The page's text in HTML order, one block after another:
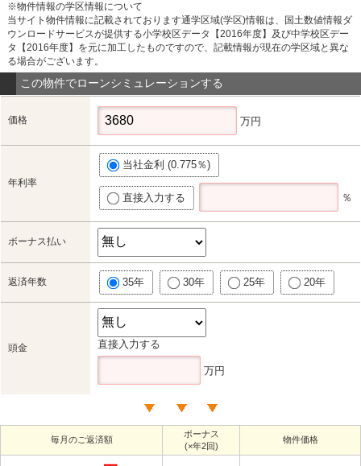
※物件情報の学区情報について
当サイト物件情報に記載されております通学区域(学区)情報は、国土数値情報ダ
ウンロードサービスが提供する小学校区データ【2016年度】及び中学校区デー
タ【2016年度】を元に加工したものですので、記載情報が現在の学区域と異な
る場合がございます。
この物件でローンシミュレーションする
価格 万円
年利率
当社金利 (0.775％)
直接入力する ％
ボーナス払い
返済年数 35年 30年 25年 20年
頭金 直接入力する
万円
毎月のご返済額
ボーナス
(×年2回)
物件価格